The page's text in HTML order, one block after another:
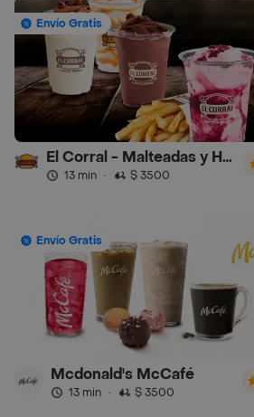
Envío Gratis
El Corral - Malteadas y Helados
13 min · $ 3500
Envío Gratis
Mcdonald's McCafé
13 min · $ 3500